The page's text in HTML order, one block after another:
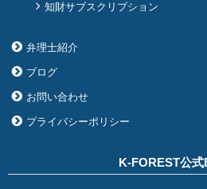
知財サブスクリプション
弁理士紹介
ブログ
お問い合わせ
プライバシーポリシー
K-FOREST公